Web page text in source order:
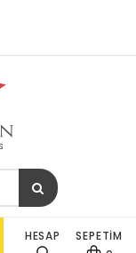
SEPETİM
HESAP